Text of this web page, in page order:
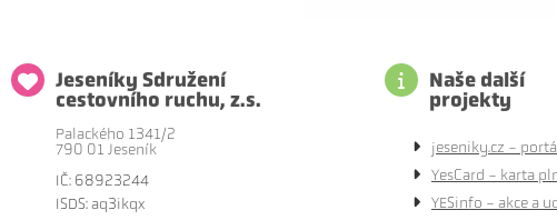
Jeseníky Sdružení
cestovního ruchu, z.s.
Palackého 1341/2
790 01 Jeseník
IČ: 68923244
ISDS: aq3ikqx
Naše další
projekty
jeseniky.cz -
YesCard - karta
YESinfo - akce a